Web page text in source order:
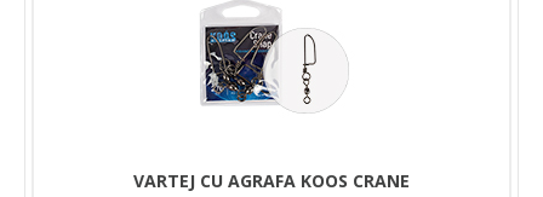
VARTEJ CU AGRAFA KOOS CRANE